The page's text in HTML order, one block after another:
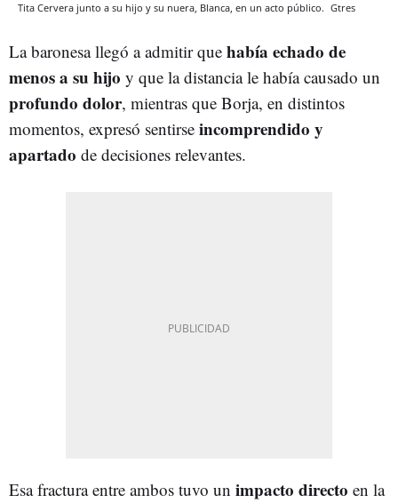
Tita Cervera junto a su hijo y su nuera, Blanca, en un acto público. Gtres
La baronesa llegó a admitir que había echado de
menos a su hijo y que la distancia le había causado un
profundo dolor, mientras que Borja, en distintos
momentos, expresó sentirse incomprendido y
apartado de decisiones relevantes.
Esa fractura entre ambos tuvo un impacto directo en la